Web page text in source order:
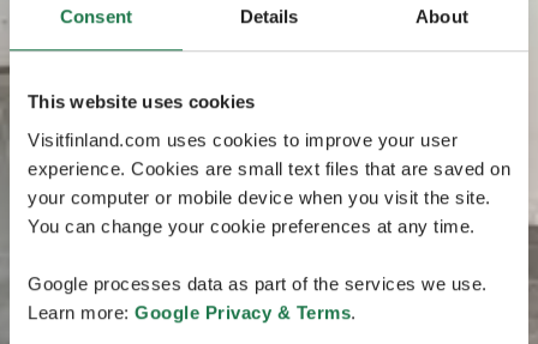
Consent Details About
This website uses cookies
Visitfinland.com uses cookies to improve your user
experience. Cookies are small text files that are saved on
your computer or mobile device when you visit the site.
You can change your cookie preferences at any time.
Google processes data as part of the services we use.
Learn more: Google Privacy & Terms.